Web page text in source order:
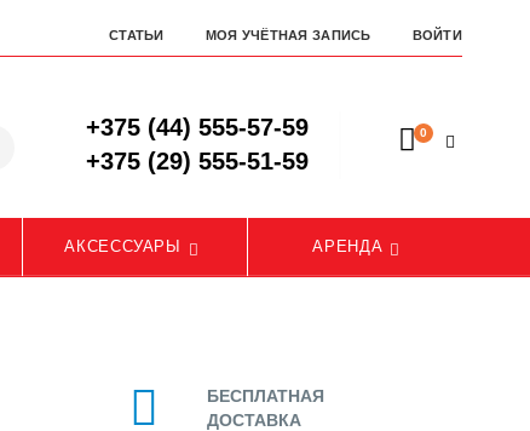
СТАТЬИ МОЯ УЧЁТНАЯ ЗАПИСЬ ВОЙТИ
+375 (44) 555-57-59
+375 (29) 555-51-59
0
АКСЕССУАРЫ АРЕНДА
БЕСПЛАТНАЯ
ДОСТАВКА